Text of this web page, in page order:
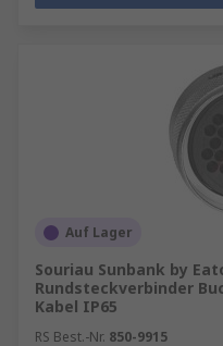
Auf Lager
Souriau Sunbank by
Rundsteckverbinder
Kabel IP65
RS Best.-Nr. 850-9915